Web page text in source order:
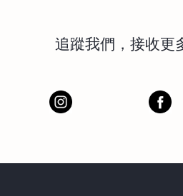
追蹤我們，接收更